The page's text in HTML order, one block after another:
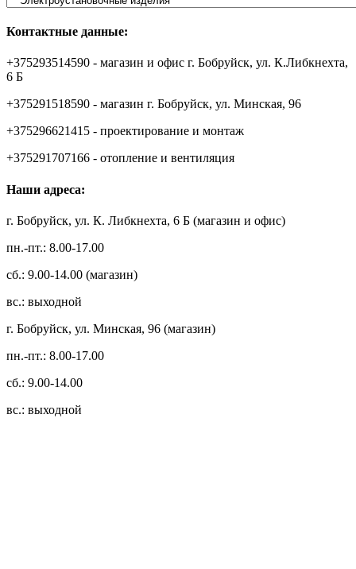
Контактные данные:
+375293514590 - магазин и офис г. Бобруйск, ул. К.Либкнехта,
6 Б
+375291518590 - магазин г. Бобруйск, ул. Минская, 96
+375296621415 - проектирование и монтаж
+375291707166 - отопление и вентиляция
Наши адреса:
г. Бобруйск, ул. К. Либкнехта, 6 Б (магазин и офис)
пн.-пт.: 8.00-17.00
сб.: 9.00-14.00 (магазин)
вс.: выходной
г. Бобруйск, ул. Минская, 96 (магазин)
пн.-пт.: 8.00-17.00
сб.: 9.00-14.00
вс.: выходной